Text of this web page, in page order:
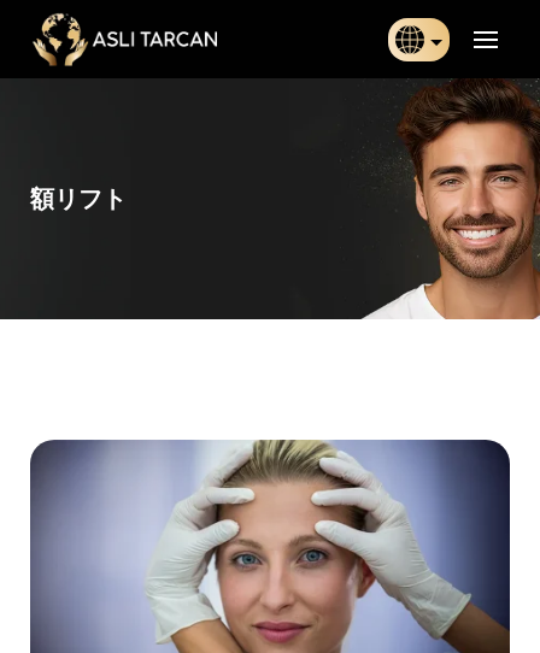
Türkçe
日本語
Indonesia
Български
Français
English
額リフト